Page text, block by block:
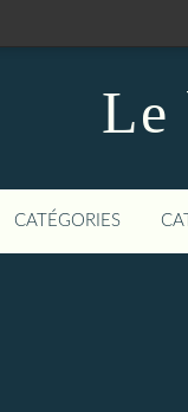
Le
CATÉGORIES